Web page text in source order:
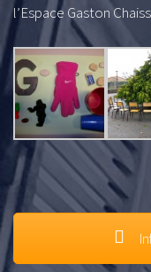
l’Espace Gaston